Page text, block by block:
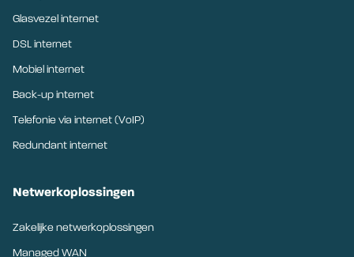
Glasvezel internet
DSL internet
Mobiel internet
Back-up internet
Telefonie via internet (VoIP)
Redundant internet
Netwerkoplossingen
Zakelijke netwerkoplossingen
Managed WAN